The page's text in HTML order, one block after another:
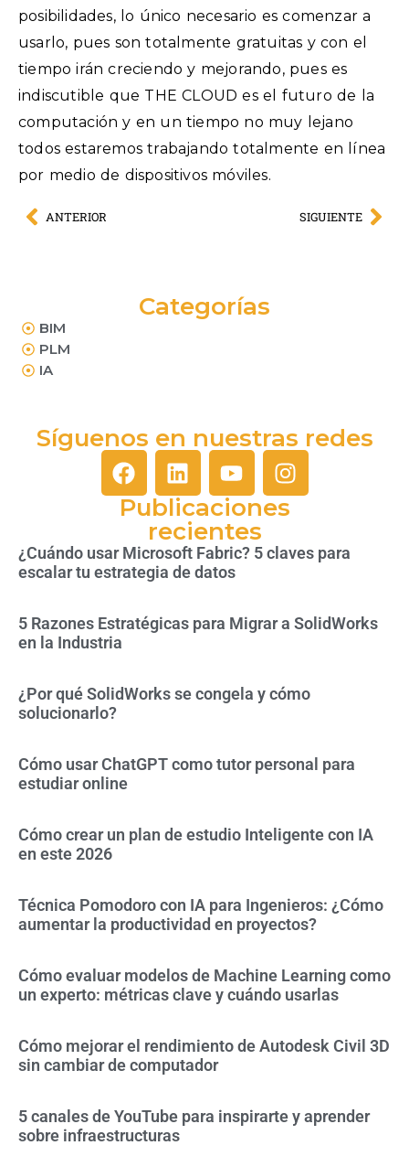
posibilidades, lo único necesario es comenzar a
usarlo, pues son totalmente gratuitas y con el
tiempo irán creciendo y mejorando, pues es
indiscutible que THE CLOUD es el futuro de la
computación y en un tiempo no muy lejano
todos estaremos trabajando totalmente en línea
por medio de dispositivos móviles.
ANTERIOR SIGUIENTE
Categorías
BIM
PLM
IA
Síguenos en nuestras redes
Publicaciones
recientes
¿Cuándo usar Microsoft Fabric? 5 claves para
escalar tu estrategia de datos
5 Razones Estratégicas para Migrar a SolidWorks
en la Industria
¿Por qué SolidWorks se congela y cómo
solucionarlo?
Cómo usar ChatGPT como tutor personal para
estudiar online
Cómo crear un plan de estudio Inteligente con IA
en este 2026
Técnica Pomodoro con IA para Ingenieros: ¿Cómo
aumentar la productividad en proyectos?
Cómo evaluar modelos de Machine Learning como
un experto: métricas clave y cuándo usarlas
Cómo mejorar el rendimiento de Autodesk Civil 3D
sin cambiar de computador
5 canales de YouTube para inspirarte y aprender
sobre infraestructuras